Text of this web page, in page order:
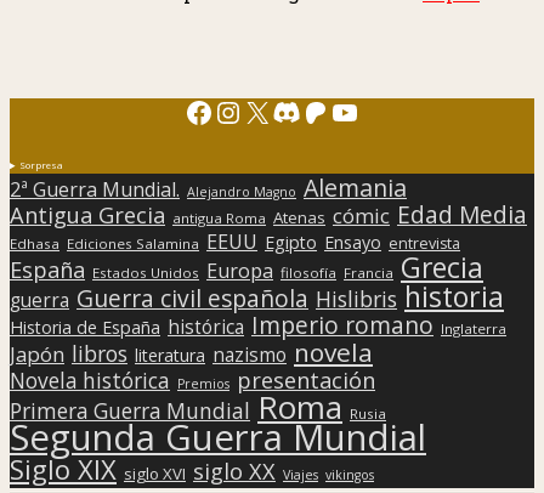
Facebook
Instagram
X Discord
Patreon
YouTube
Sorpresa
2ª Guerra Mundial. Alejandro Magno Alemania
Antigua Grecia antigua Roma Atenas cómic Edad Media
Edhasa Ediciones Salamina EEUU Egipto Ensayo entrevista
España Estados Unidos Europa filosofía Francia Grecia
guerra Guerra civil española Hislibris historia
Historia de España histórica Imperio romano Inglaterra
Japón libros literatura nazismo novela
Novela histórica Premios presentación
Primera Guerra Mundial Roma Rusia
Segunda Guerra Mundial
Siglo XIX siglo XVI siglo XX Viajes vikingos